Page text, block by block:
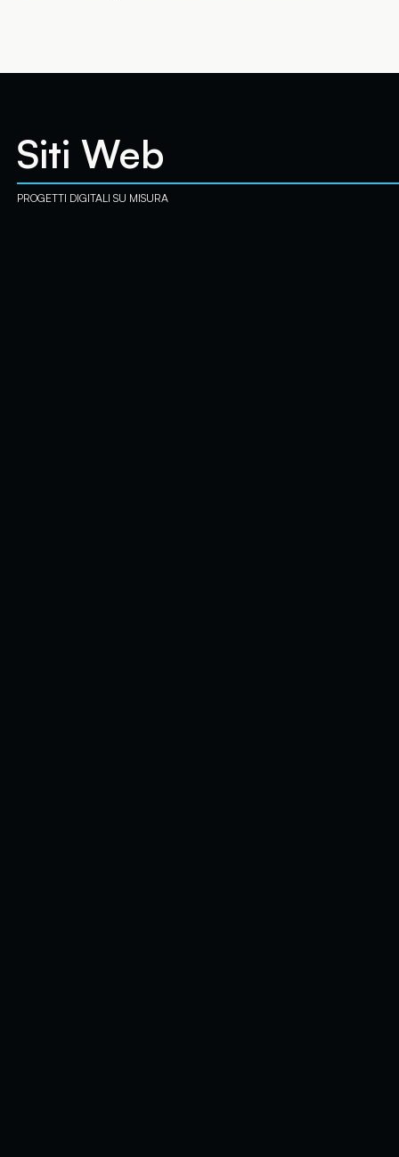
Siti Web
PROGETTI DIGITALI SU MISURA